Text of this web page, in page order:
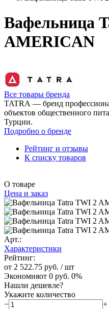
Вафельница
AMERICAN
Все товары бренда
TATRA — бренд
объектов общественного
Турции.
Подробно о бренде
Рейтинг и отзывы
К списку товаров
О товаре
Цена и заказ
Арт.:
Характеристики
Рейтинг:
от 2 522.75 руб. / шт
Экономияот 0 руб. 0%
Нашли дешевле?
Укажите количество
−
+